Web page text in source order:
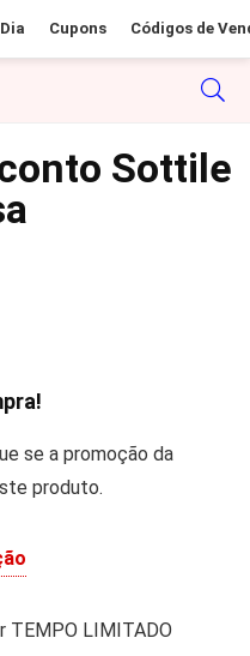
Cupons Códigos de
Sottile
se a promoção da
produto.
TEMPO LIMITADO